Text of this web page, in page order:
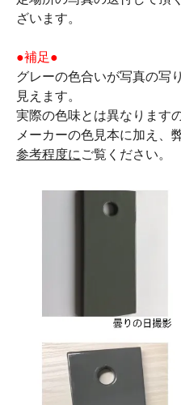
ざいます。
●補足●
グレーの色合いが写真の写
見えます。
実際の色味とは異なります
メーカーの色見本に加え、
参考程度に ご覧ください。